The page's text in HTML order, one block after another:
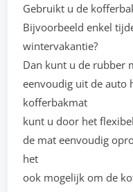
Gebruikt u de
Bijvoorbeeld enkel
wintervakantie?
Dan kunt u de rubber
eenvoudig uit de auto
kofferbakmat
kunt u door het
de mat eenvoudig
het
ook mogelijk om de